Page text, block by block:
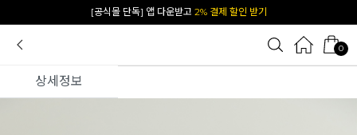
카카오 플친 추가하면1천원 즉시 할인 쿠폰
0
상세정보